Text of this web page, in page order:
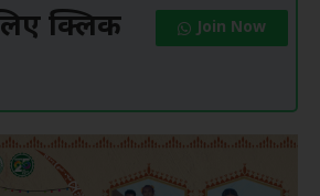
क्लिक
Join Now